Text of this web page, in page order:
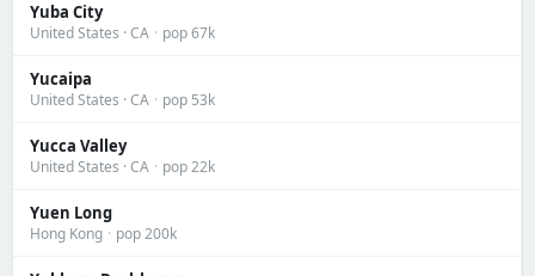
Yuba City
United States · CA · pop 67k
Yucaipa
United States · CA · pop 53k
Yucca Valley
United States · CA · pop 22k
Yuen Long
Hong Kong · pop 200k